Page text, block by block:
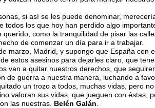
si así se les puede denominar,
todos los que hoy han perdido algo
querido, como la tranquilidad de pisar las
de comenzar un día para ir a trabajar.
marzo, Madrid, y supongo que España con
estos asesinos para dejarles claro, que
van a quitar nuestros derechos, que
de guerra a nuestra manera, luchando a
un trozo a todos, muchas vidas, pero
valoran sus vidas, que jueguen con éstas,
las nuestras. Belén Galán